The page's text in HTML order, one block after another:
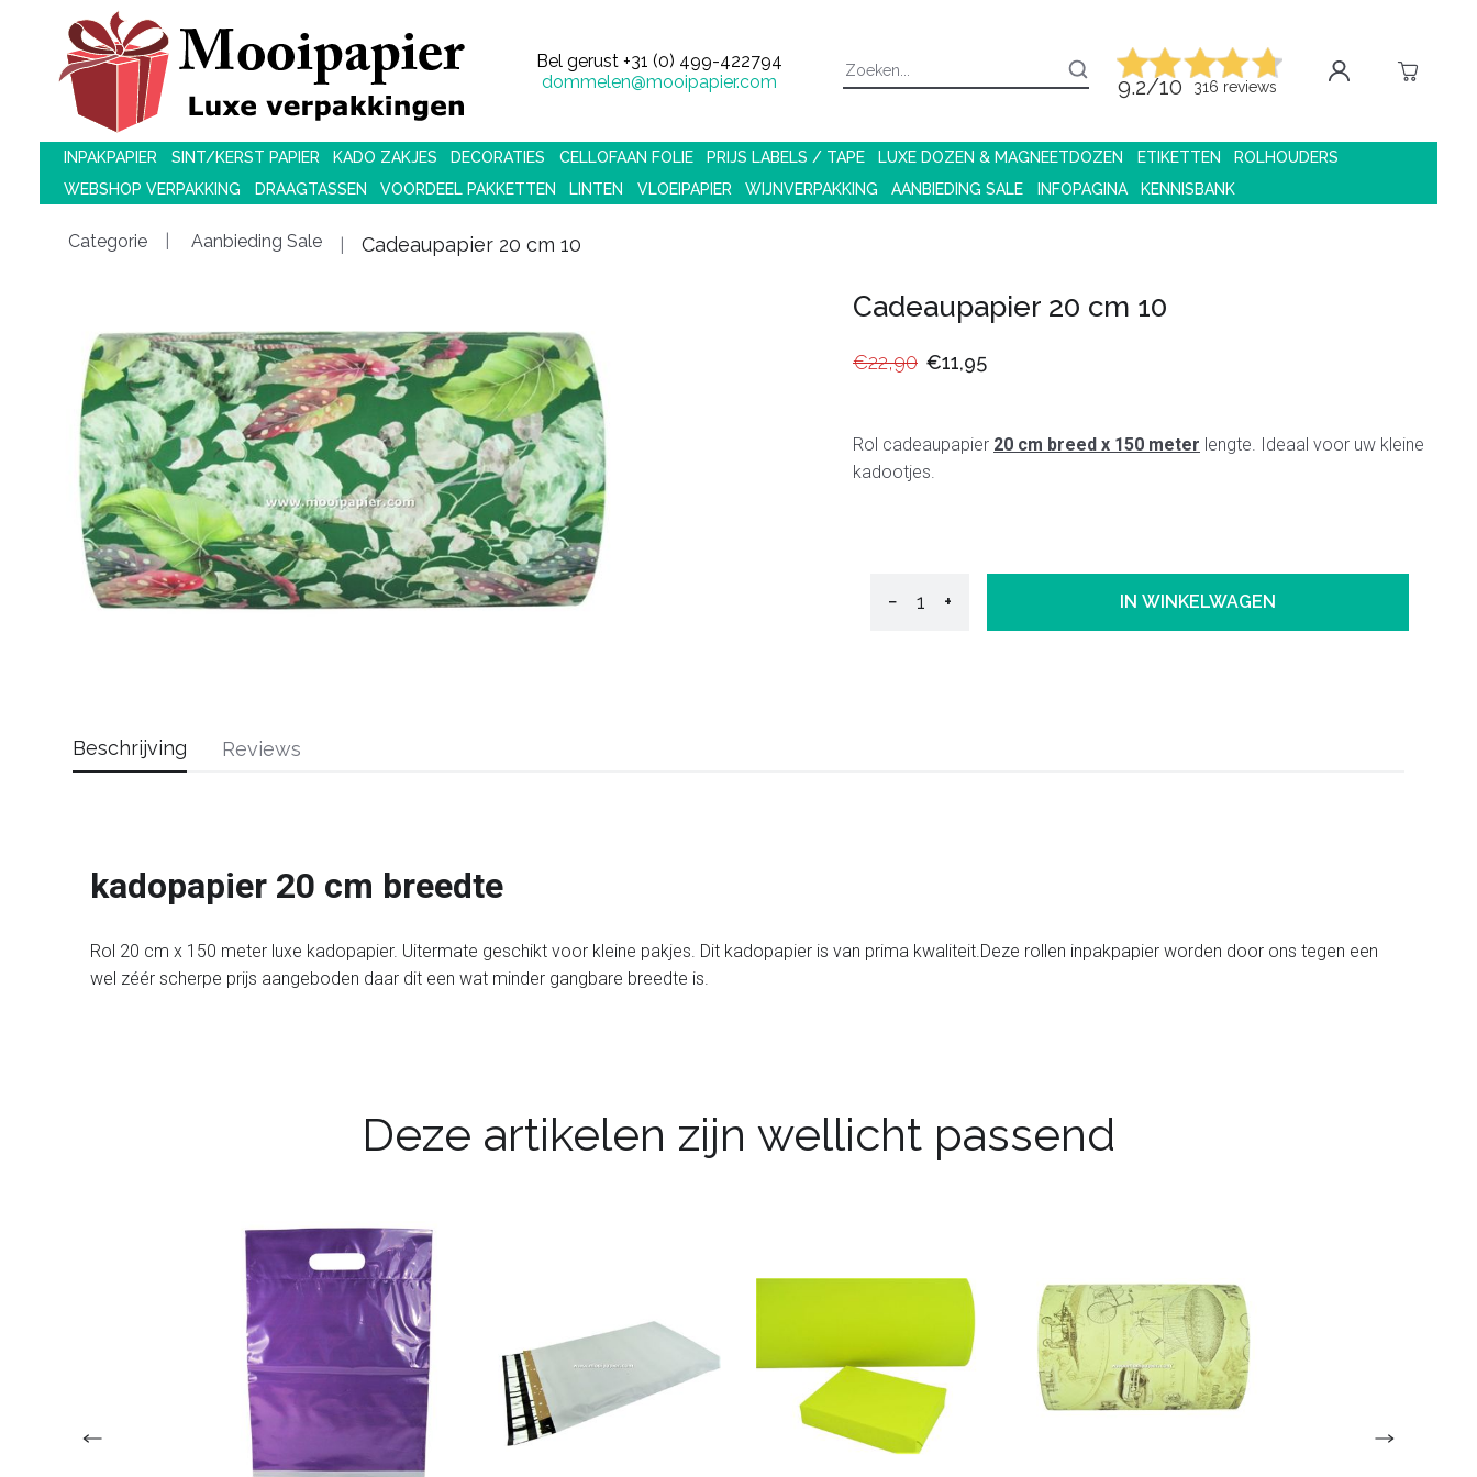
Bel gerust +31 (0) 499-422794
dommelen@mooipapier.com
9.2/10 316 reviews
INPAKPAPIER SINT/KERST PAPIER KADO ZAKJES DECORATIES CELLOFAAN FOLIE PRIJS LABELS / TAPE LUXE DOZEN & MAGNEETDOZEN ETIKETTEN
ROLHOUDERS
WEBSHOP VERPAKKING
DRAAGTASSEN VOORDEEL PAKKETTEN LINTEN VLOEIPAPIER WIJNVERPAKKING AANBIEDING SALE INFOPAGINA KENNISBANK
Categorie Aanbieding Sale Cadeaupapier 20 cm 10
Cadeaupapier 20 cm 10
€22,90 €11,95
Rol cadeaupapier 20 cm breed x 150 meter lengte. Ideaal voor uw kleine
kadootjes.
− + IN WINKELWAGEN
Beschrijving
kadopapier 20 cm breedte
Rol 20 cm x 150 meter luxe kadopapier. Uitermate geschikt voor kleine pakjes. Dit kadopapier is van prima kwaliteit.Deze rollen inpakpapier worden door ons tegen een
wel zéér scherpe prijs aangeboden daar dit een wat minder gangbare breedte is.
Reviews
Deze artikelen zijn wellicht passend